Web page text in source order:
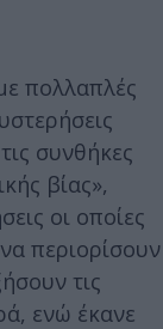
πολλαπλές
συνθήκες
βίας»,
οι οποίες
περιορίσουν
τις
ενώ έκανε